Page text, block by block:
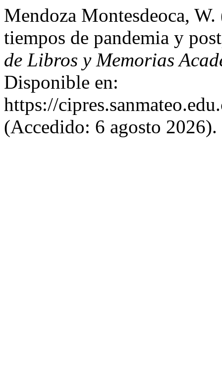
Mendoza Montesdeoca,
tiempos de pandemia y
de Libros y Memorias
Disponible en:
https://
(Accedido: 6 agosto 2026).